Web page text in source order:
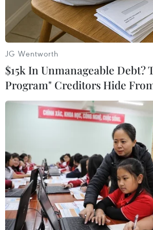
Tổng thống Mỹ Donald Trump (phải) và
Kim Jong-un tại Hội nghị thượng đỉnh Mỹ-
ngày 12/6. (Nguồn: AFP/
Theo trang mạng
đạo Triều Tiên Kim Jong-un đã
đổi đầy ấn tượng vào tháng 1/
JG Wentworth
$15k In Unmanageable Debt?
Program" Creditors Hide